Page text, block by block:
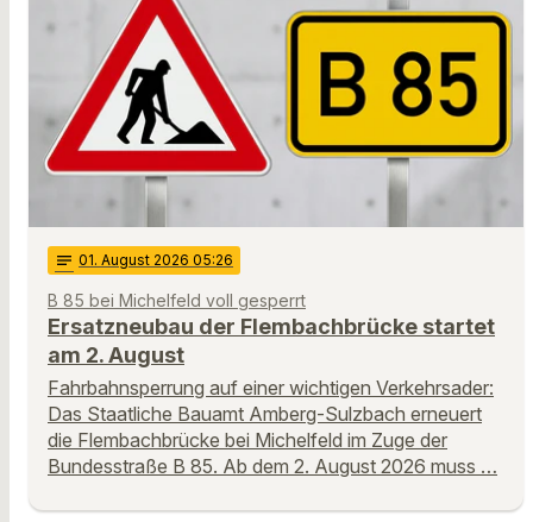
notes 01. August 2026 05:26
B 85 bei Michelfeld voll gesperrt
Ersatzneubau der Flembachbrücke startet
am 2. August
Fahrbahnsperrung auf einer wichtigen Verkehrsader:
Das Staatliche Bauamt Amberg-Sulzbach erneuert
die Flembachbrücke bei Michelfeld im Zuge der
Bundesstraße B 85. Ab dem 2. August 2026 muss …